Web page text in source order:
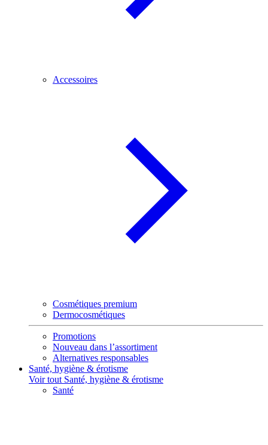
Accessoires
Cosmétiques premium
Dermocosmétiques
Promotions
Nouveau dans l’assortiment
Alternatives responsables
Santé, hygiène & érotisme
Voir tout Santé, hygiène & érotisme
Santé